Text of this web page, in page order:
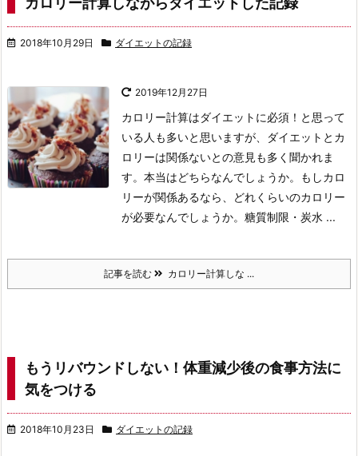
2018年10月29日 ダイエットの記録
2019年12月27日
カロリー計算はダイエットに必須！と思って
いる人も多いと思いますが、ダイエットとカ
ロリーは関係ないとの意見も多く聞かれま
す。本当はどちらなんでしょうか。もしカロ
リーが関係あるなら、どれくらいのカロリー
が必要なんでしょうか。糖質制限・炭水 ...
記事を読む カロリー計算しな ...
もうリバウンドしない！体重減少後の食事方法に
気をつける
2018年10月23日 ダイエットの記録